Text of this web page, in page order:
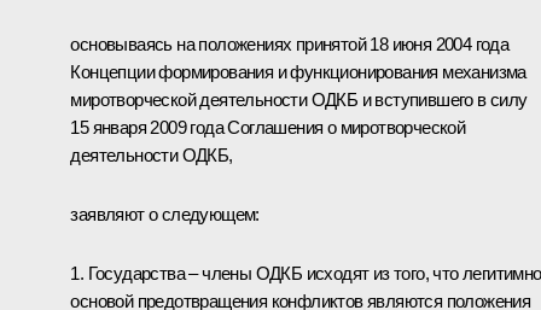
основываясь на положениях принятой 18 июня 2004 года
Концепции формирования и функционирования механизма
миротворческой деятельности ОДКБ и вступившего в силу
15 января 2009 года Соглашения о миротворческой
деятельности ОДКБ,
заявляют о следующем:
1. Государства – члены ОДКБ исходят из того, что
основой предотвращения конфликтов являются положения